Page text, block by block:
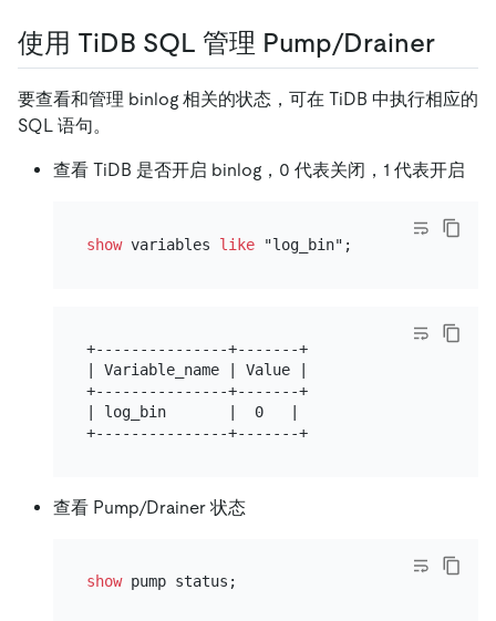
使用 TiDB SQL 管理 Pump/Drainer
要查看和管理 binlog 相关的状态，可在 TiDB 中执行相应的
SQL 语句。
查看 TiDB 是否开启 binlog，0 代表关闭，1 代表开启
show variables like
+---------------+-------+
| Variable_name | Value |
+---------------+-------+
| log_bin       |  0   |
+---------------+-------+
查看 Pump/Drainer 状态
show